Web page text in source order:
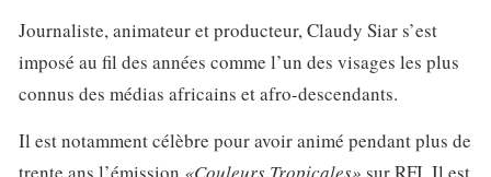
Journaliste, animateur et producteur, Claudy Siar s’est
imposé au fil des années comme l’un des visages les plus
connus des médias africains et afro-descendants.
Il est notamment célèbre pour avoir animé pendant plus de